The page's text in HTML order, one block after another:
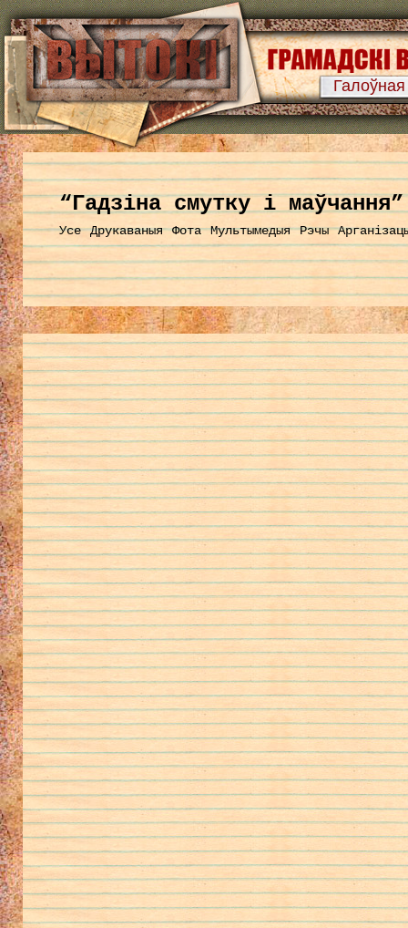
Галоўная
“Гадзіна смутку і маўчання”
Усе Друкаваныя Фота Мультымедыя Рэчы